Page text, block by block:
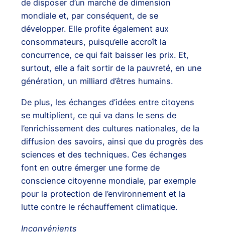
de disposer d’un marché de dimension
mondiale et, par conséquent, de se
développer. Elle profite également aux
consommateurs, puisqu’elle accroît la
concurrence, ce qui fait baisser les prix. Et,
surtout, elle a fait sortir de la pauvreté, en une
génération, un milliard d’êtres humains.
De plus, les échanges d’idées entre citoyens
se multiplient, ce qui va dans le sens de
l’enrichissement des cultures nationales, de la
diffusion des savoirs, ainsi que du progrès des
sciences et des techniques. Ces échanges
font en outre émerger une forme de
conscience citoyenne mondiale, par exemple
pour la protection de l’environnement et la
lutte contre le réchauffement climatique.
Inconvénients